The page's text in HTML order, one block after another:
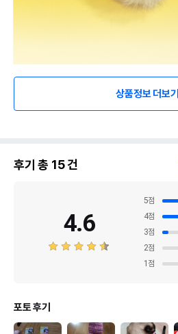
상품정보 더보기
후기 총 15건
4.6
5점
4점
3점
2점
1 점
포토 후기